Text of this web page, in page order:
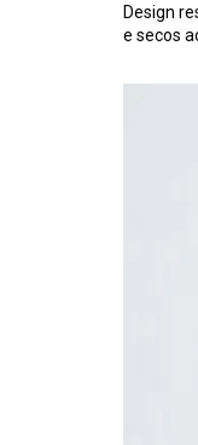
Design
e secos